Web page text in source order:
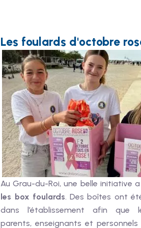
Les foulards d'octobre
Au Grau-du-Roi, une belle initiative
les box foulards. Des boîtes ont
dans l’établissement afin que
parents, enseignants et